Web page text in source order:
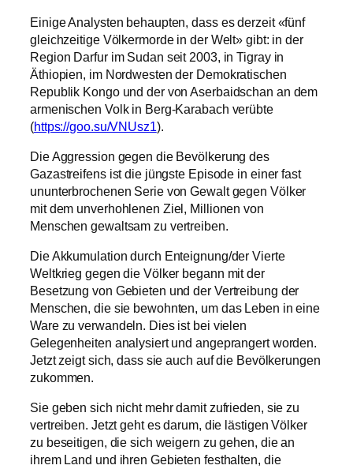
Einige Analysten behaupten, dass es derzeit «fünf
gleichzeitige Völkermorde in der Welt» gibt: in der
Region Darfur im Sudan seit 2003, in Tigray in
Äthiopien, im Nordwesten der Demokratischen
Republik Kongo und der von Aserbaidschan an dem
armenischen Volk in Berg-Karabach verübte
(https://goo.su/VNUsz1).
Die Aggression gegen die Bevölkerung des
Gazastreifens ist die jüngste Episode in einer fast
ununterbrochenen Serie von Gewalt gegen Völker
mit dem unverhohlenen Ziel, Millionen von
Menschen gewaltsam zu vertreiben.
Die Akkumulation durch Enteignung/der Vierte
Weltkrieg gegen die Völker begann mit der
Besetzung von Gebieten und der Vertreibung der
Menschen, die sie bewohnten, um das Leben in eine
Ware zu verwandeln. Dies ist bei vielen
Gelegenheiten analysiert und angeprangert worden.
Jetzt zeigt sich, dass sie auch auf die Bevölkerungen
zukommen.
Sie geben sich nicht mehr damit zufrieden, sie zu
vertreiben. Jetzt geht es darum, die lästigen Völker
zu beseitigen, die sich weigern zu gehen, die an
ihrem Land und ihren Gebieten festhalten, die